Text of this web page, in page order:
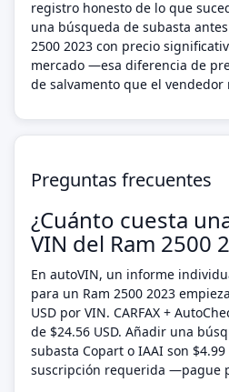
registro honesto de lo que
una búsqueda de subasta
2500 2023 con precio
mercado —esa diferencia de
de salvamento que el vendedor
Preguntas frecuentes
¿Cuánto cuesta
VIN del Ram 2500
En autoVIN, un informe
para un Ram 2500 2023
USD por VIN. CARFAX +
de $24.56 USD. Añadir una
subasta Copart o IAAI son
suscripción requerida —pague